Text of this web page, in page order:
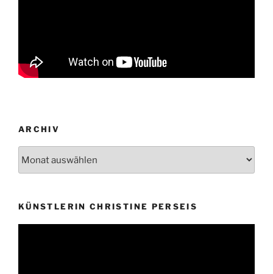
ARCHIV
KÜNSTLERIN CHRISTINE PERSEIS